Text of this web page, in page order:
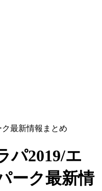
最新情報まとめ
パ2019/エ
ーク最新情